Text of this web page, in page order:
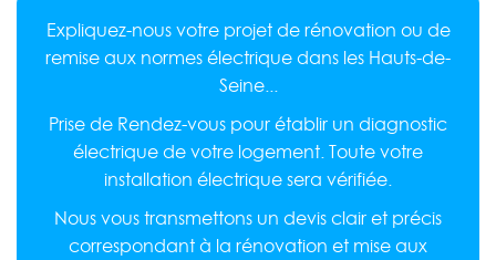
Expliquez-nous votre projet de rénovation ou de
remise aux normes électrique dans les Hauts-de-
Seine...
Prise de Rendez-vous pour établir un diagnostic
électrique de votre logement. Toute votre
installation électrique sera vérifiée.
Nous vous transmettons un devis clair et précis
correspondant à la rénovation et mise aux